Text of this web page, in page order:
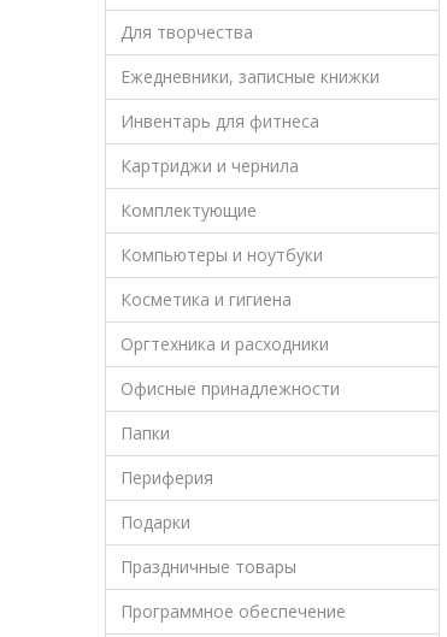
Для творчества
Ежедневники, записные книжки
Инвентарь для фитнеса
Картриджи и чернила
Комплектующие
Компьютеры и ноутбуки
Косметика и гигиена
Оргтехника и расходники
Офисные принадлежности
Папки
Периферия
Подарки
Праздничные товары
Программное обеспечение